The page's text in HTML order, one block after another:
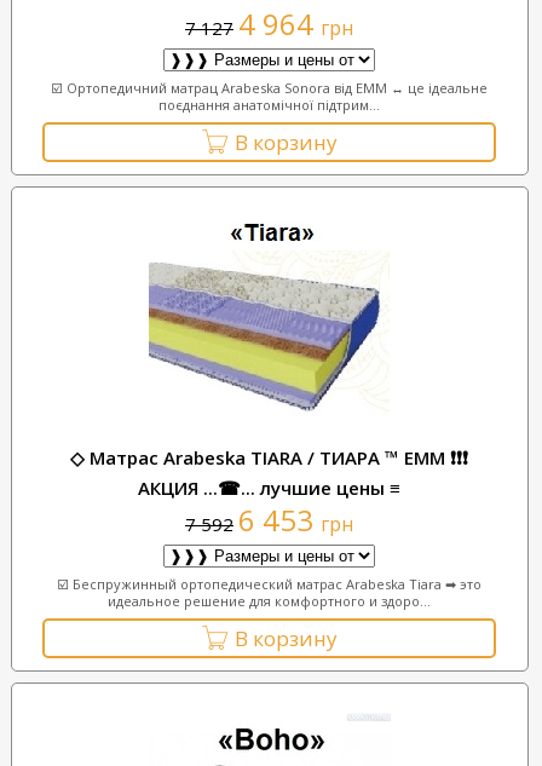
7 127 4 964 грн
☑️ Ортопедичний матрац Arabeska Sonora від EMM ↔ це ідеальне
поєднання анатомічної підтрим...
В корзину
◇ Матрас Arabeska TIARA / ТИАРА ™ ЕММ ❗❗❗
АКЦИЯ ...☎... лучшие цены ≡
7 592 6 453 грн
☑️ Беспружинный ортопедический матрас Arabeska Tiara ➡ это
идеальное решение для комфортного и здоро...
В корзину